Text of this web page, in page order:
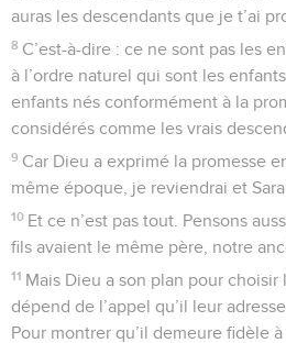
auras les descendants que je t’ai
8 C’est-à-dire : ce ne sont pas les
à l’ordre naturel qui sont les
enfants nés conformément à la
considérés comme les vrais
9 Car Dieu a exprimé la promesse
même époque, je reviendrai et
10 Et ce n’est pas tout. Pensons
fils avaient le même père, notre
11 Mais Dieu a son plan pour choisir
dépend de l’appel qu’il leur
Pour montrer qu’il demeure fidèle